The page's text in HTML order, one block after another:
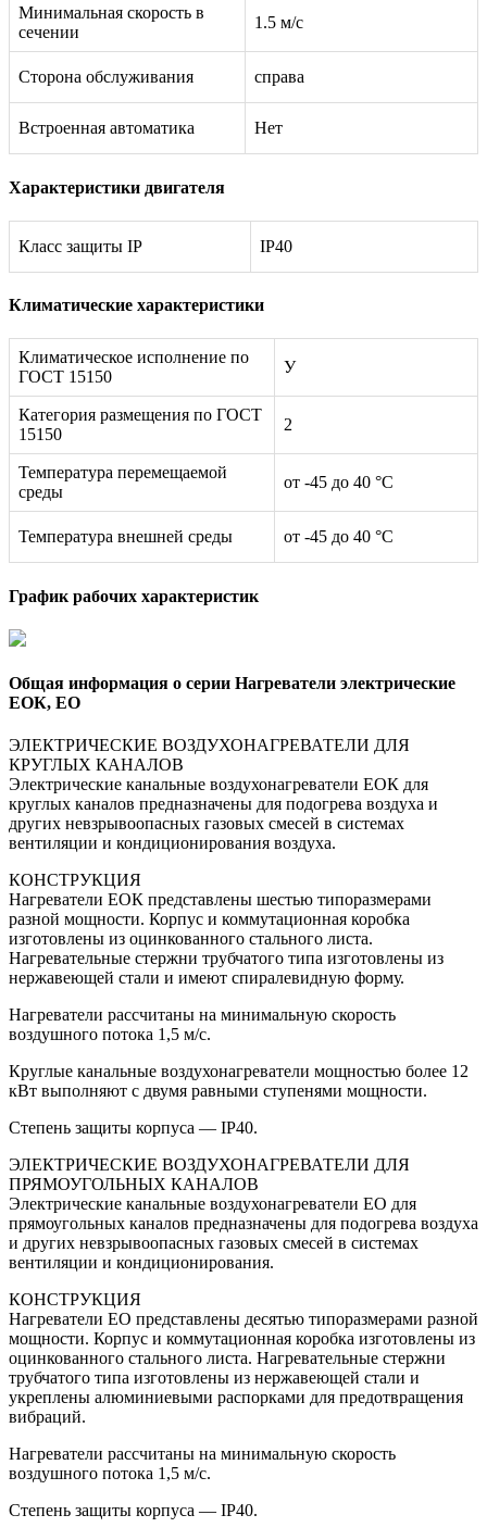
Минимальная скорость в
сечении
1.5 м/с
Сторона обслуживания справа
Встроенная автоматика Нет
Характеристики двигателя
Класс защиты IP IP40
Климатические характеристики
Климатическое исполнение по
ГОСТ 15150
У
Категория размещения по ГОСТ
15150
2
Температура перемещаемой
среды
от -45 до 40 °С
Температура внешней среды от -45 до 40 °С
График рабочих характеристик
Общая информация о серии Нагреватели электрические
ЕОК, ЕО
ЭЛЕКТРИЧЕСКИЕ ВОЗДУХОНАГРЕВАТЕЛИ ДЛЯ
КРУГЛЫХ КАНАЛОВ
Электрические канальные воздухонагреватели ЕОК для
круглых каналов предназначены для подогрева воздуха и
других невзрывоопасных газовых смесей в системах
вентиляции и кондиционирования воздуха.
КОНСТРУКЦИЯ
Нагреватели ЕОК представлены шестью типоразмерами
разной мощности. Корпус и коммутационная коробка
изготовлены из оцинкованного стального листа.
Нагревательные стержни трубчатого типа изготовлены из
нержавеющей стали и имеют спиралевидную форму.
Нагреватели рассчитаны на минимальную скорость
воздушного потока 1,5 м/с.
Круглые канальные воздухонагреватели мощностью более 12
кВт выполняют с двумя равными ступенями мощности.
Степень защиты корпуса — IP40.
ЭЛЕКТРИЧЕСКИЕ ВОЗДУХОНАГРЕВАТЕЛИ ДЛЯ
ПРЯМОУГОЛЬНЫХ КАНАЛОВ
Электрические канальные воздухонагреватели ЕО для
прямоугольных каналов предназначены для подогрева воздуха
и других невзрывоопасных газовых смесей в системах
вентиляции и кондиционирования.
КОНСТРУКЦИЯ
Нагреватели ЕО представлены десятью типоразмерами разной
мощности. Корпус и коммутационная коробка изготовлены из
оцинкованного стального листа. Нагревательные стержни
трубчатого типа изготовлены из нержавеющей стали и
укреплены алюминиевыми распорками для предотвращения
вибраций.
Нагреватели рассчитаны на минимальную скорость
воздушного потока 1,5 м/с.
Степень защиты корпуса — IP40.